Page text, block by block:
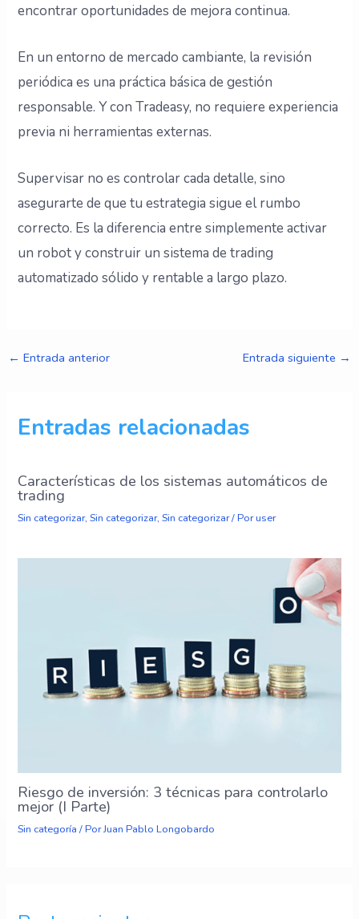
encontrar oportunidades de mejora continua.
En un entorno de mercado cambiante, la revisión
periódica es una práctica básica de gestión
responsable. Y con Tradeasy, no requiere experiencia
previa ni herramientas externas.
Supervisar no es controlar cada detalle, sino
asegurarte de que tu estrategia sigue el rumbo
correcto. Es la diferencia entre simplemente activar
un robot y construir un sistema de trading
automatizado sólido y rentable a largo plazo.
← Entrada anterior Entrada siguiente →
Entradas relacionadas
Características de los sistemas automáticos de
trading
Sin categorizar,Sin categorizar,Sin categorizar/ Poruser
Riesgo de inversión: 3 técnicas para controlarlo
mejor (I Parte)
Sin categoría / PorJuan Pablo Longobardo